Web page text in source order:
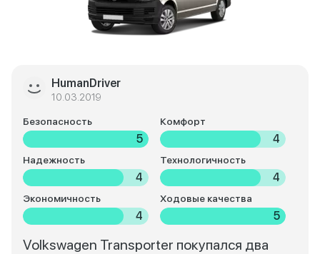
HumanDriver
10.03.2019
Безопасность
5
Комфорт
4
Надежность
4
Технологичность
4
Экономичность
4
Ходовые качества
5
Volkswagen Transporter покупался два